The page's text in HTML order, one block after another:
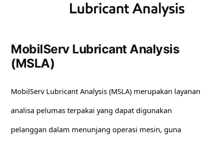
MobilServ Lubricant Analysis
(MSLA)
MobilServ Lubricant Analysis (MSLA) merupakan layanan
analisa pelumas terpakai yang dapat digunakan
pelanggan dalam menunjang operasi mesin, guna